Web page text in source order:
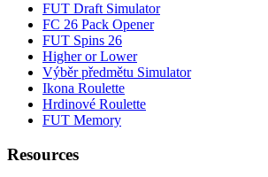
FUT Draft Simulator
FC 26 Pack Opener
FUT Spins 26
Higher or Lower
Výběr předmětu Simulator
Ikona Roulette
Hrdinové Roulette
FUT Memory
Resources